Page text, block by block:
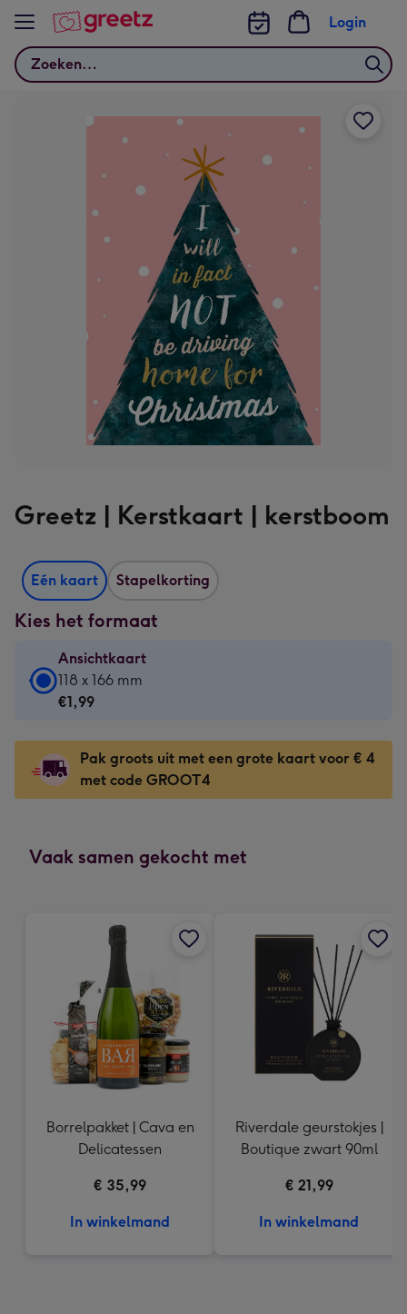
Bekijk meer
Zoeken
Login
Greetz | Kerstkaart | kerstboom
Eén kaart Stapelkorting
Kies het formaat
Ansichtkaart
Ansichtkaart
-
-
118
x
-
118 x 166 mm
€1,99
Pak groots uit met een grote kaart voor € 4
met code GROOT4
Vaak samen gekocht met
Borrelpakket | Cava en
Delicatessen
€ 35,99
In winkelmand
Riverdale geurstokjes |
Boutique zwart 90ml
€ 21,99
In winkelmand